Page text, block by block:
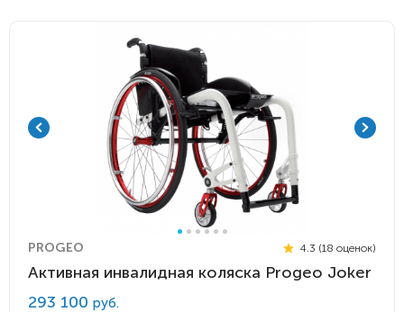
PROGEO 4.3 (18 оценок)
Активная инвалидная коляска Progeo Joker
293 100 руб.